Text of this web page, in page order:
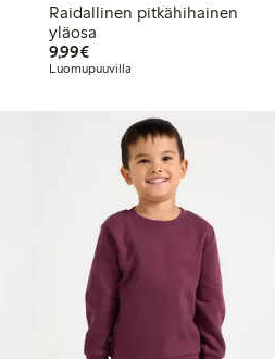
Raidallinen pitkähihainen
yläosa
9,99€9,99 €
Luomupuuvilla